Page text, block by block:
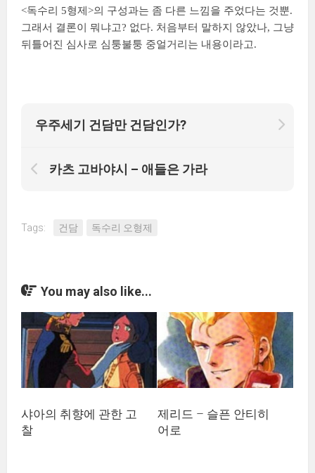
<독수리 5형제>의 구성과는 좀 다른 느낌을 주었다는 것뿐.
그래서 결론이 뭐냐고? 없다. 처음부터 말하지 않았나, 그냥
뒤틀어진 심사로 심퉁불퉁 중얼거리는 내용이라고.
우주세기 건담만 건담인가?
카츠 고바야시 – 애들은 가라
Tags: 건담 독수리 오형제
You may also like...
샤아의 취향에 관한 고
찰
제리드 – 슬픈 안티히
어로